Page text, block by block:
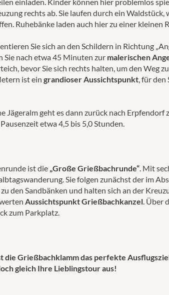
rechts ab. Sie laufen durch ein Waldstück,
Ruhebänke laden auch hier zu einer kleinen
Sie sich an den Schildern in Richtung
Sie nach etwa 45 Minuten zur malerischen
bevor Sie sich rechts halten, um den Weg
ist ein grandioser Aussichtspunkt, für den
geht es dann zurück nach Erpfendorf
etwa 4,5 bis 5,0 Stunden.
ist die „Große Grießbachrunde“. Mit
Sie folgen zunächst der im
den Sandbänken und halten sich an der
Aussichtspunkt Grießbachkanzel. Über
zum Parkplatz.
Grießbachklamm das perfekte
gleich Ihre Lieblingstour aus!